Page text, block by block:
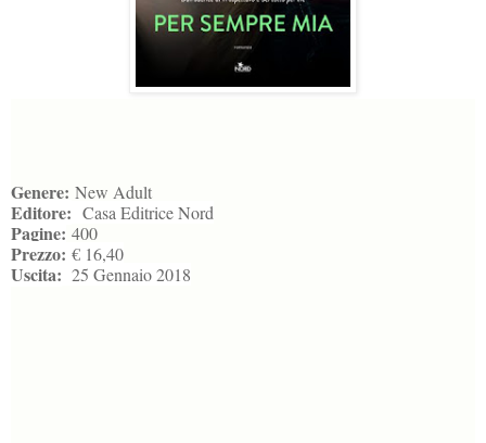
Genere: New Adult
Editore: Casa Editrice Nord
Pagine: 400
Prezzo: € 16,40
Uscita: 25 Gennaio 2018